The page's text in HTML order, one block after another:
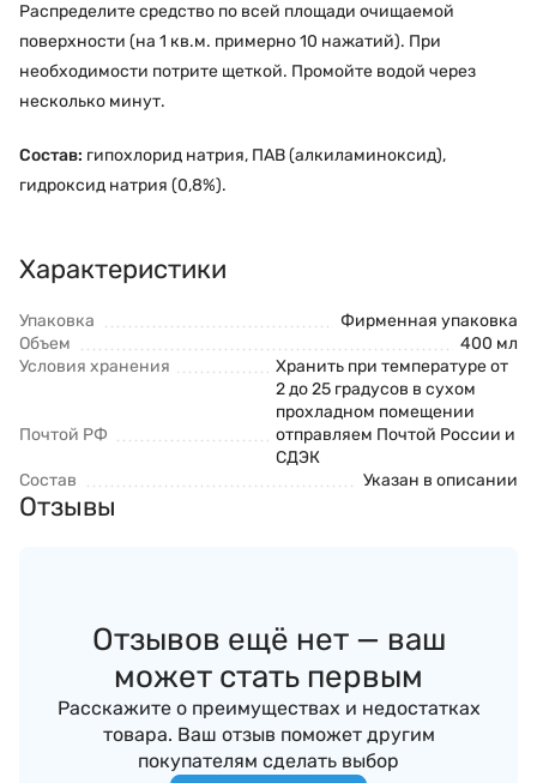
Распределите средство по всей площади очищаемой
поверхности (на 1 кв.м. примерно 10 нажатий). При
необходимости потрите щеткой. Промойте водой через
несколько минут.
Состав: гипохлорид натрия, ПАВ (алкиламиноксид),
гидроксид натрия (0,8%).
Характеристики
Упаковка
Фирменная упаковка
Объем
400 мл
Условия хранения
Хранить при температуре от
2 до 25 градусов в сухом
прохладном помещении
Почтой РФ
отправляем Почтой России и
СДЭК
Состав
Указан в описании
Отзывы
Отзывов ещё нет — ваш
может стать первым
Расскажите о преимуществах и недостатках
товара. Ваш отзыв поможет другим
покупателям сделать выбор